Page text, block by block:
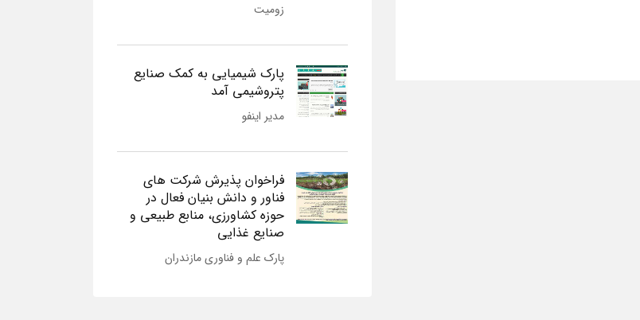
زومیت
پارک شیمیایی به کمک صنایع
پتروشیمی آمد
مدیر اینفو
فراخوان پذیرش شرکت های
فناور و دانش بنیان فعال در
حوزه کشاورزی، منابع طبیعی و
صنایع غذایی
پارک علم و فناوری مازندران